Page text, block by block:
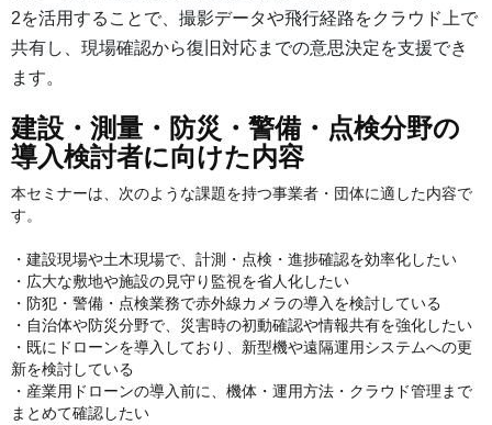
2を活用することで、撮影データや飛行経路をクラウド上で
共有し、現場確認から復旧対応までの意思決定を支援でき
ます。
建設・測量・防災・警備・点検分野の
導入検討者に向けた内容
本セミナーは、次のような課題を持つ事業者・団体に適した内容で
す。
・建設現場や土木現場で、計測・点検・進捗確認を効率化したい
・広大な敷地や施設の見守り監視を省人化したい
・防犯・警備・点検業務で赤外線カメラの導入を検討している
・自治体や防災分野で、災害時の初動確認や情報共有を強化したい
・既にドローンを導入しており、新型機や遠隔運用システムへの更
新を検討している
・産業用ドローンの導入前に、機体・運用方法・クラウド管理まで
まとめて確認したい